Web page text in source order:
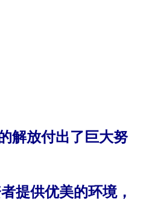
解放付出了巨大努
提供优美的环境，